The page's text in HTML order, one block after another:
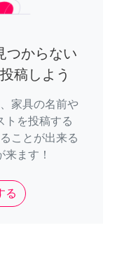
つからない
稿しよう
家具の名前や
トを投稿する
ことが出来る
ます！
る